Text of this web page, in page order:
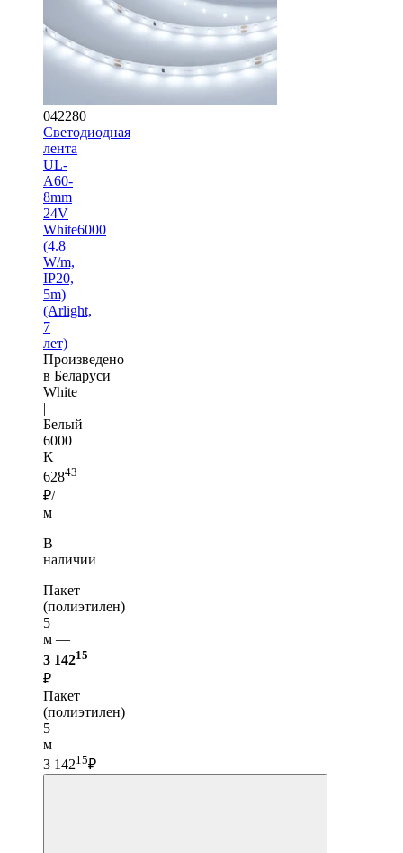
042280
Светодиодная
лента
UL-
A60-
8mm
24V
White6000
(4.8
W/m,
IP20,
5m)
(Arlight,
7
лет)
Произведено
в Беларуси
White
|
Белый
6000
K
62843
₽/
м
В
наличии
Пакет
(полиэтилен)
5
м —
3 14215
₽
Пакет
(полиэтилен)
5
м
3 14215₽